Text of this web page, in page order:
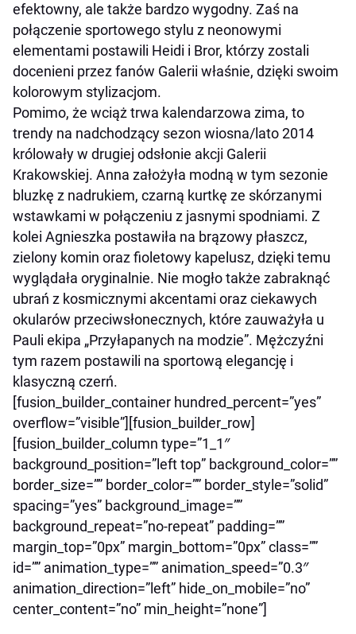
efektowny, ale także bardzo wygodny. Zaś na
połączenie sportowego stylu z neonowymi
elementami postawili Heidi i Bror, którzy zostali
docenieni przez fanów Galerii właśnie, dzięki swoim
kolorowym stylizacjom.
Pomimo, że wciąż trwa kalendarzowa zima, to
trendy na nadchodzący sezon wiosna/lato 2014
królowały w drugiej odsłonie akcji Galerii
Krakowskiej. Anna założyła modną w tym sezonie
bluzkę z nadrukiem, czarną kurtkę ze skórzanymi
wstawkami w połączeniu z jasnymi spodniami. Z
kolei Agnieszka postawiła na brązowy płaszcz,
zielony komin oraz fioletowy kapelusz, dzięki temu
wyglądała oryginalnie. Nie mogło także zabraknąć
ubrań z kosmicznymi akcentami oraz ciekawych
okularów przeciwsłonecznych, które zauważyła u
Pauli ekipa „Przyłapanych na modzie”. Mężczyźni
tym razem postawili na sportową elegancję i
klasyczną czerń.
[fusion_builder_container hundred_percent=”yes”
overflow=”visible”][fusion_builder_row]
[fusion_builder_column type=”1_1″
background_position=”left top” background_color=””
border_size=”” border_color=”” border_style=”solid”
spacing=”yes” background_image=””
background_repeat=”no-repeat” padding=””
margin_top=”0px” margin_bottom=”0px” class=””
id=”” animation_type=”” animation_speed=”0.3″
animation_direction=”left” hide_on_mobile=”no”
center_content=”no” min_height=”none”]